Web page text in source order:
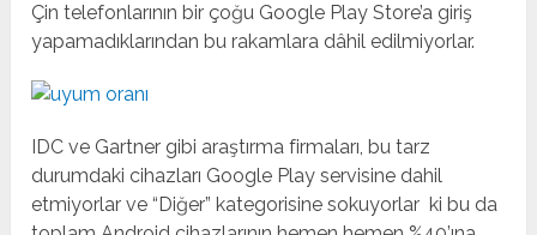
Çin telefonlarının bir çoğu Google Play Store’a giriş
yapamadıklarından bu rakamlara dâhil edilmiyorlar.
IDC ve Gartner gibi araştırma firmaları, bu tarz
durumdaki cihazları Google Play servisine dahil
etmiyorlar ve “Diğer” kategorisine sokuyorlar ki bu da